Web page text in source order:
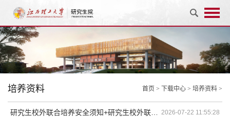
首页 > 下载中心 > 培养资料 >
培养资料
2026-07-22 11:55:28